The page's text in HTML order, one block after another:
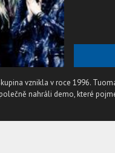
vznikla v roce 1996.
nahráli demo, které